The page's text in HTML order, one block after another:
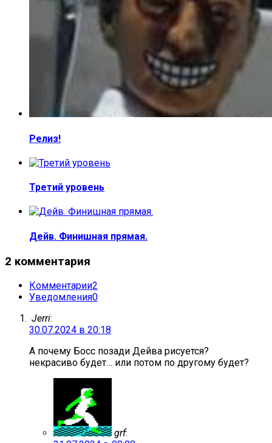
Релиз!
Третий уровень
Дейв. Финишная прямая.
2 комментария
Комментарии2
Уведомления0
Jerri:
30.07.2024 в 20:18
А почему Босс позади Дейва рисуется?
некрасиво будет… или потом по другому будет?
grf: